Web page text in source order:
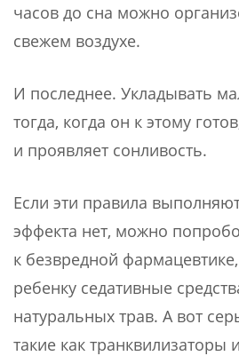
часов до сна можно
свежем воздухе.
И последнее. Укладывать
тогда, когда он к этому
и проявляет сонливость.
Если эти правила
эффекта нет, можно
к безвредной
ребенку седативные
натуральных трав. А вот
такие как транквилизаторы